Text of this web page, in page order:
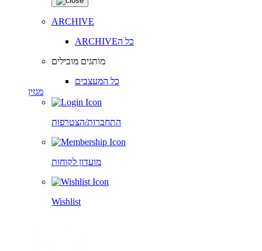
ARCHIVE
ARCHIVEכל ה
מותגים מובילים
כל המעצבים
מגזין
התחברות/הצטרפות
מועדון לקוחות
Wishlist